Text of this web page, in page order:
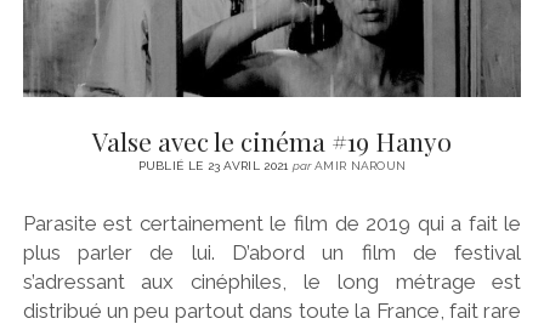
SANTÉ
Valse avec le cinéma #19 Hanyo
PUBLIÉ LE 23 AVRIL 2021 parAMIR NAROUN
Parasite est certainement le film de 2019 qui a fait le
plus parler de lui. D’abord un film de festival
s’adressant aux cinéphiles, le long métrage est
distribué un peu partout dans toute la France, fait rare